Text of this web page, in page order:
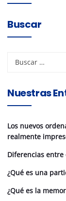
Buscar
Nuestras
Los nuevos
realmente
Diferencias entre
¿Qué es una
¿Qué es la